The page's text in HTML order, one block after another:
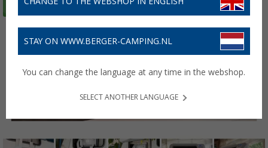
STAY ON WWW.BERGER-CAMPING.NL
You can change the language at any time in the webshop.
SELECT ANOTHER LANGUAGE